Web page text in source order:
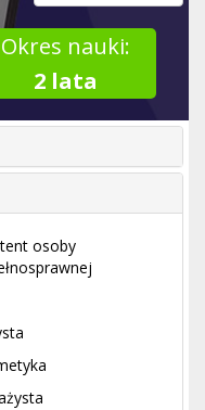
Okres nauki:
2 lata
osoby